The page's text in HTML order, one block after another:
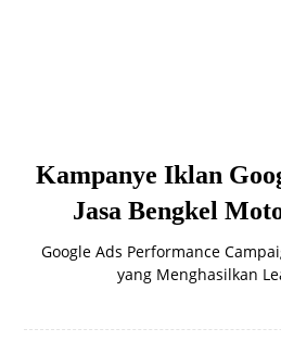
Kampanye Iklan
Jasa Bengkel
Google Ads Performance
yang Menghasilkan